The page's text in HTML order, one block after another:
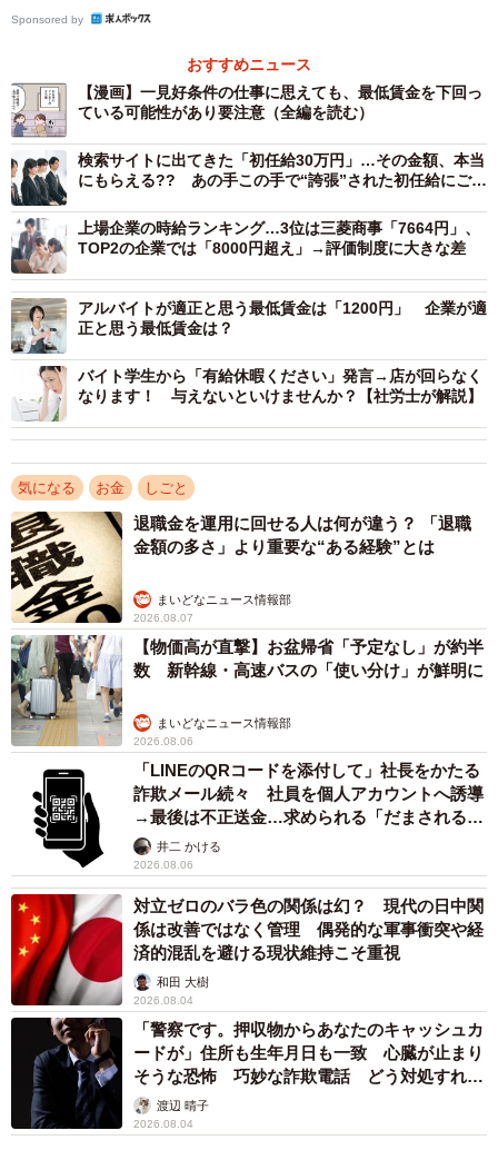
Aさん（関東在住、40代、契約社員）は長女の出産を機に
入学したのをきっかけに、近所の小さな会社の事務パート
に応募し、同じ会社で契約社員に切り替えて働いていま
す。
フルタイムと言っても1日6時間の時短勤務で残業もほとん
どなく4時にあがれること、土日祝日は必ず休めることか
ら、月給は15万円と低いものの、納得して働いていたそう
です。
2/6
この月給に問題あり！？
ある日、子どもの小学校でのママ友との立ち話で仕事探し
の話になった時のこと。「家の近所で時短で土日休みなん
て羨ましい！」と言われたので「月給は15万円しかないけ
どね」と答えたところ、ママ友から「うーん、最低賃金く
らい？」と言われてびっくり。
そういえば月給で最低賃金なんて意識したことがなかっ
た…と思い、計算してもらったところ、ここ数年の東京都
の最低賃金の上昇で、今年度からほんのわずかに最低賃金
を下回っていることがわかりました。
幸い、会社が「気がつかなくて申し訳ない」とすぐに給与
改定をしてくれたため、少しお給料がUPしたそうです。
Sponsored by
おすすめニュース
【漫画】一見好条件の仕事に思えても、最低賃金を下回っ
ている可能性があり要注意（全編を読む）
検索サイトに出てきた「初任給30万円」…その金額、本当
にもらえる?? あの手この手で“誇張”された初任給にご用
上場企業の時給ランキング…3位は三菱商事「7664円」、
TOP2の企業では「8000円超え」→評価制度に大きな差
アルバイトが適正と思う最低賃金は「1200円」 企業が適
正と思う最低賃金は？
バイト学生から「有給休暇ください」発言→店が回らなく
なります！ 与えないといけませんか？【社労士が解説】
気になる お金 しごと
退職金を運用に回せる人は何が違う？ 「退職
金額の多さ」より重要な“ある経験”とは
まいどなニュース情報部
2026.08.07
【物価高が直撃】お盆帰省「予定なし」が約半
数 新幹線・高速バスの「使い分け」が鮮明に
まいどなニュース情報部
2026.08.06
「LINEのQRコードを添付して」社長をかたる
詐欺メール続々 社員を個人アカウントへ誘導
→最後は不正送金…求められる「だまされる前
提」の対策
井二 かける
2026.08.06
対立ゼロのバラ色の関係は幻？ 現代の日中関
係は改善ではなく管理 偶発的な軍事衝突や経
済的混乱を避ける現状維持こそ重視
和田 大樹
2026.08.04
「警察です。押収物からあなたのキャッシュカ
ードが」住所も生年月日も一致 心臓が止まり
そうな恐怖 巧妙な詐欺電話 どう対処すれ
ば…渡辺 晴子
2026.08.04